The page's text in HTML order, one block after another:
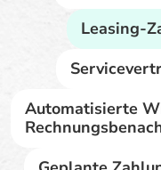
Leasing-
Automatisierte